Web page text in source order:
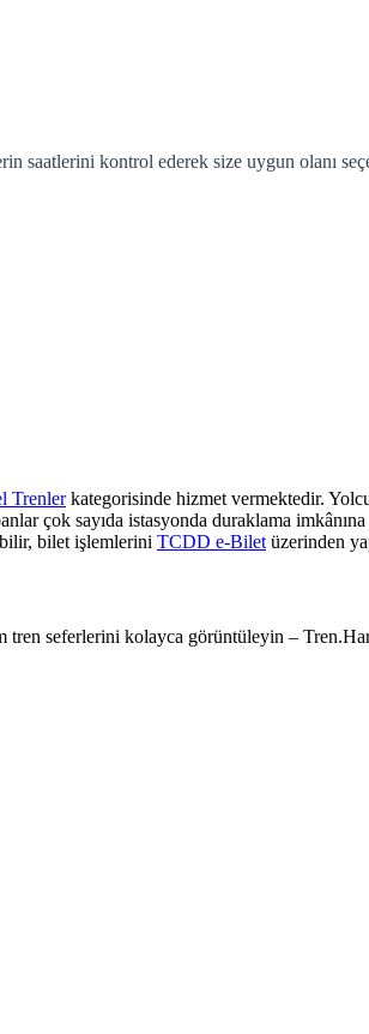
saatlerini kontrol ederek size uygun olanı
Trenlerkategorisinde hizmet vermektedir.
çok sayıda istasyonda duraklama imkânına
bilet işlemlerini TCDD e-Biletüzerinden
seferlerini kolayca görüntüleyin –